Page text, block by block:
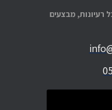
רעיונות, מבצעים